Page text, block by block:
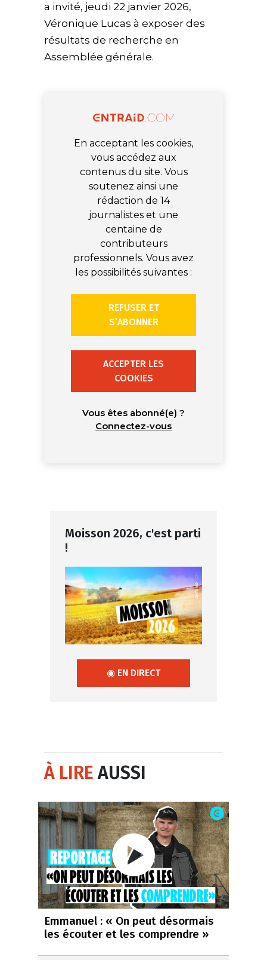
a invité, jeudi 22 janvier 2026,
Véronique Lucas à exposer des
résultats de recherche en
Assemblée générale.
En acceptant les cookies,
vous accédez aux
contenus du site. Vous
soutenez ainsi une
rédaction de 14
journalistes et une
centaine de
contributeurs
professionnels. Vous avez
les possibilités suivantes :
REFUSER ET
S’ABONNER
ACCEPTER LES
COOKIES
Vous êtes abonné(e) ?
Connectez-vous
Moisson 2026, c'est parti
!
◉ EN DIRECT
À LIREAUSSI
Emmanuel : « On peut désormais
les écouter et les comprendre »